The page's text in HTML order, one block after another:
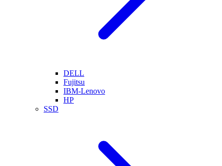
DELL
Fujitsu
IBM-Lenovo
HP
SSD